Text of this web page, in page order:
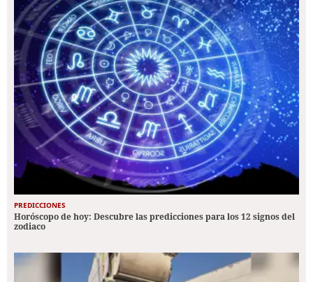
PREDICCIONES
Horóscopo de hoy: Descubre las predicciones para los 12 signos del
zodiaco